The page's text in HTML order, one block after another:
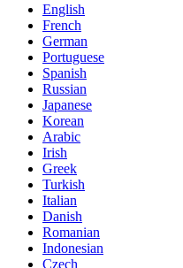
English
French
German
Portuguese
Spanish
Russian
Japanese
Korean
Arabic
Irish
Greek
Turkish
Italian
Danish
Romanian
Indonesian
Czech